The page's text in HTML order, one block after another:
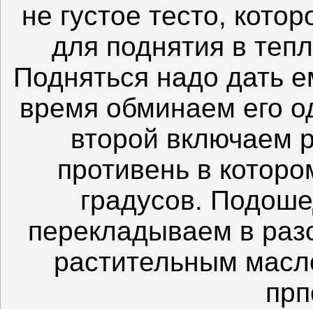
не густое тесто,
для поднятия в
Подняться надо дать
время обминаем его
второй включаем
противень в
градусов.
перекладываем в
растительным